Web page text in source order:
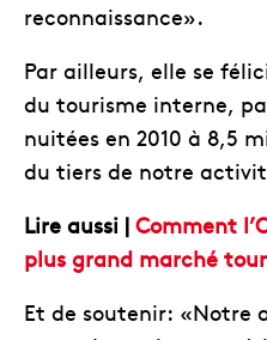
reconnaissance».
Par ailleurs, elle se
du tourisme interne,
nuitées en 2010 à 8,5
du tiers de notre
Lire aussi | Comment
plus grand marché
Et de soutenir: «Notre